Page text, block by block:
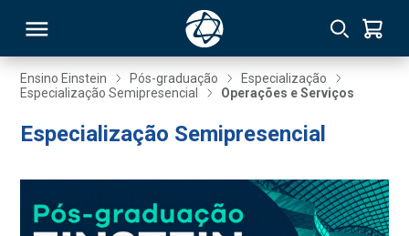
Ensino Einstein Pós-graduação
Especialização
Especialização Semipresencial
Operações e Serviços
Especialização Semipresencial